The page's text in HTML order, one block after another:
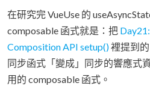
在研究完 VueUse 的
composable 函式就是：把
Composition API setup()裡提到
同步函式「變成」同步的響應式
用的 composable 函式。